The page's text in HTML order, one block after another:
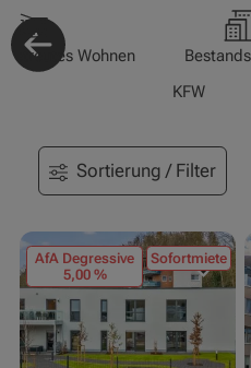
Wohnen
KFW
Sortierung / Filter
AfA Degressive
5,00 %
Sofortmiete